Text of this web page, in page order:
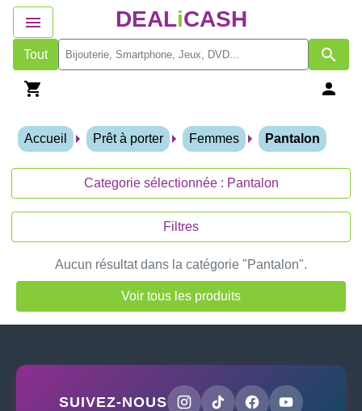
DEALiCASH
Tout
Accueil Prêt à porter Femmes Pantalon
Categorie sélectionnée : Pantalon
Filtres
Aucun résultat dans la catégorie "Pantalon".
Voir tous les produits
SUIVEZ-NOUS